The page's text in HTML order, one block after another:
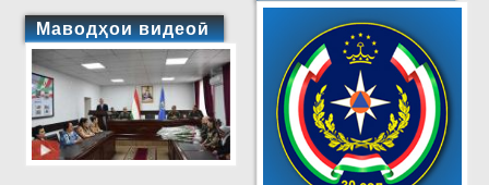
Маводҳои видеоӣ